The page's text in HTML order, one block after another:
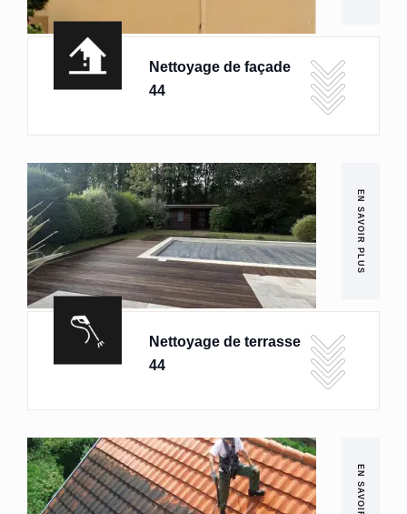
Nettoyage de façade
44
EN SAVOIR PLUS
Nettoyage de terrasse
44